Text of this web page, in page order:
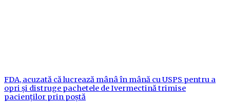
FDA, acuzată că lucrează mânâ în mână cu USPS pentru a
opri și distruge pachetele de Ivermectină trimise
pacienților prin poștă